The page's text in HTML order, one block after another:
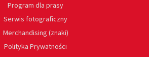
Program dla prasy
Serwis fotograficzny
Merchandising (znaki)
Polityka Prywatności